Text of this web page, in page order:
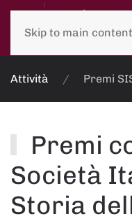
Skip to main content
Attività Premi
Premi
Società
Storia